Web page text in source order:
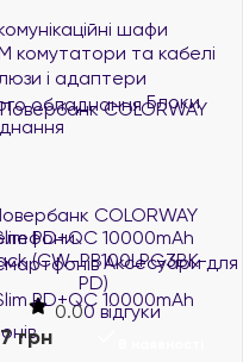
шафи
комутатори та кабелі
і адаптери
Блоки
Аксесуари для
Універсальна мобільна
батарея ColorWay
60000mAh Black
(CW-PB600LPA5BK-PDD)
0.00 відгуки
грн